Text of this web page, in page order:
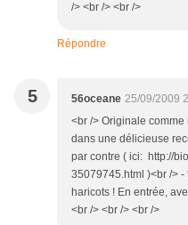
/> <br /> <br />
Répondre
5 56oceane 25/09/2009
<br /> Originale
dans une délicieuse
par contre ( ici: http://
35079745.html )<br />
haricots ! En entrée,
<br /> <br /> <br />